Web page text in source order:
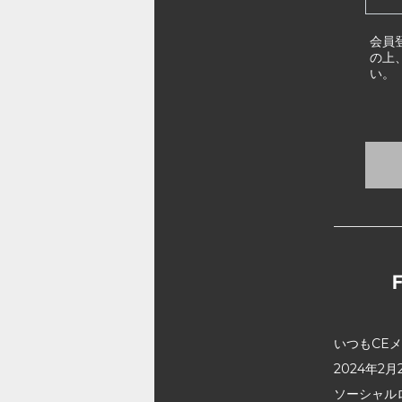
会員
の上
い。
いつもCE
2024年2月
ソーシャ